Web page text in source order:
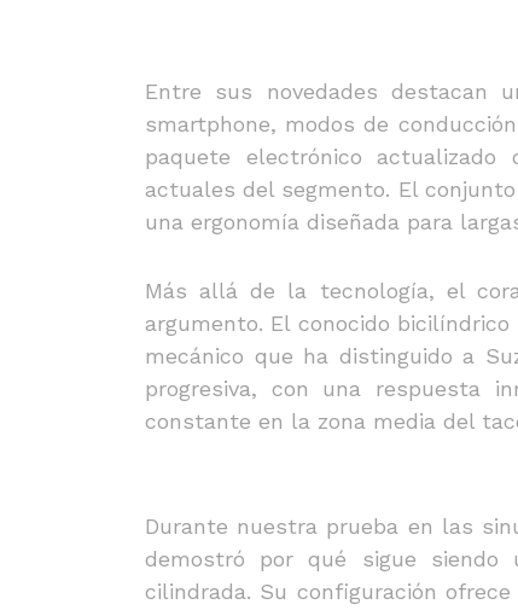
Entre sus novedades destacan
smartphone, modos de
paquete electrónico
actuales del segmento. El
una ergonomía diseñada para
Más allá de la tecnología, el
argumento. El conocido
mecánico que ha distinguido a
progresiva, con una respuesta
constante en la zona media del
Durante nuestra prueba en las
demostró por qué sigue siendo
cilindrada. Su configuración